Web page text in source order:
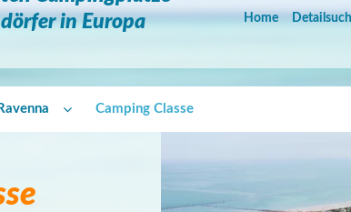
in Europa
Home
Ravenna Camping Classe